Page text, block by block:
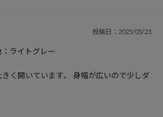
投稿日：2025/05/23
：ライトグレー
く開いています。 身幅が広いので少しダ